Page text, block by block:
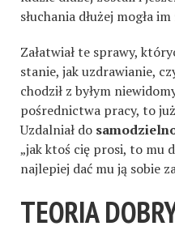
słuchania dłużej mogła
Załatwiał te sprawy,
stanie, jak uzdrawianie,
chodził z byłym
pośrednictwa pracy, to
Uzdalniał do
„jak ktoś cię prosi, to mu
najlepiej dać mu ją sobie
TEORIA